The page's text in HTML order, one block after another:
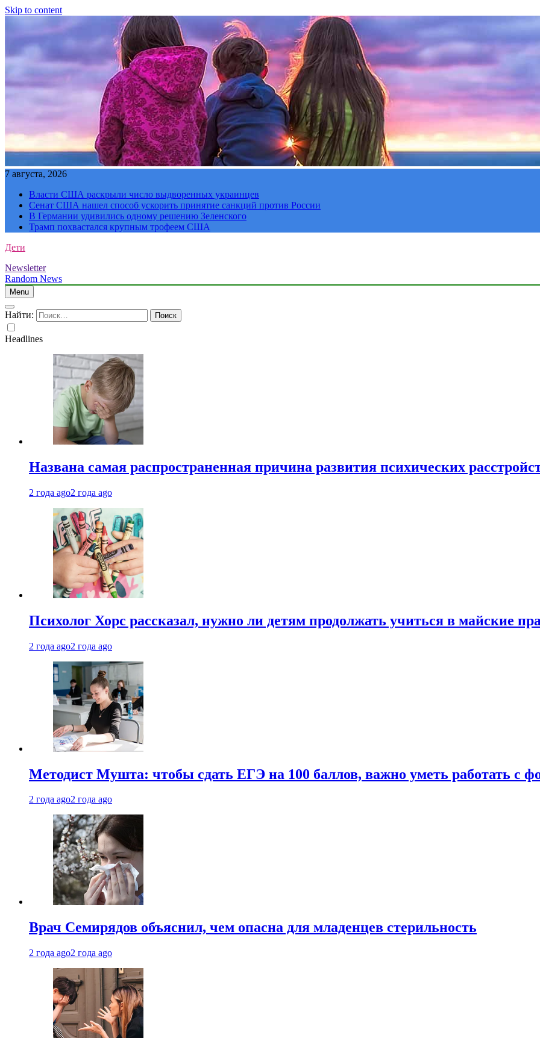
Skip to content
7 августа, 2026
Власти США раскрыли число выдворенных украинцев
Сенат США нашел способ ускорить принятие санкций против России
В Германии удивились одному решению Зеленского
Трамп похвастался крупным трофеем США
Дети
Newsletter
Random News
Menu
Найти:
Headlines
Названа самая распространенная причина развития психических
2 года ago2 года ago
Психолог Хорс рассказал, нужно ли детям продолжать учиться в майские
2 года ago2 года ago
Методист Мушта: чтобы сдать ЕГЭ на 100 баллов, важно уметь работать с
2 года ago2 года ago
Врач Семирядов объяснил, чем опасна для младенцев стерильность
2 года ago2 года ago